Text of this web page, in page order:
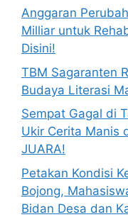
Anggaran
Milliar untuk
Disini!
TBM Sagaranten
Budaya Literasi
Sempat Gagal di
Ukir Cerita Manis
JUARA!
Petakan Kondisi
Bojong,
Bidan Desa dan